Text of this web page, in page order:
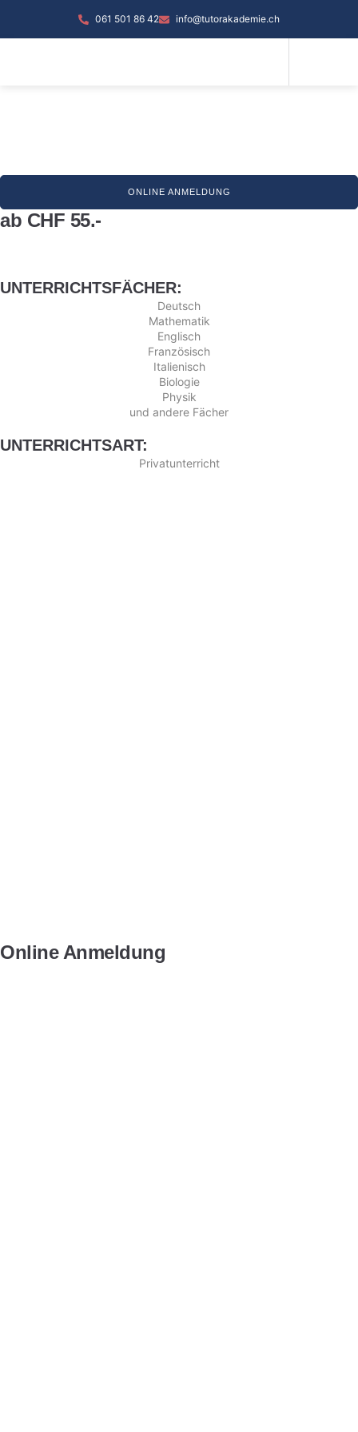
061 501 86 42 info@tutorakademie.ch
ONLINE ANMELDUNG
ab CHF 55.-
UNTERRICHTSFÄCHER:
Deutsch
Mathematik
Englisch
Französisch
Italienisch
Biologie
Physik
und andere Fächer
UNTERRICHTSART:
Privatunterricht
Online Anmeldung